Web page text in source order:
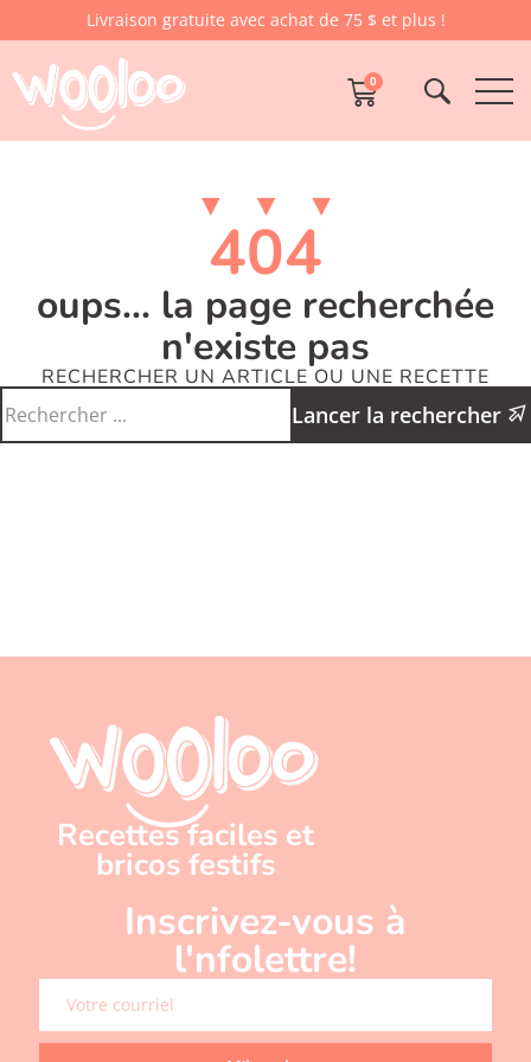
Livraison gratuite avec achat de 75 $ et plus !
0
404
oups... la page recherchée
n'existe pas
RECHERCHER UN ARTICLE OU UNE RECETTE
Lancer la rechercher
Recettes faciles et
bricos festifs
Inscrivez-vous à
l'nfolettre!